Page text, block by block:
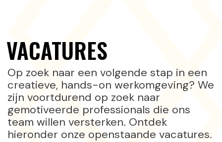
VACATURES
Op zoek naar een volgende stap in een
creatieve, hands-on werkomgeving? We
zijn voortdurend op zoek naar
gemotiveerde professionals die ons
team willen versterken. Ontdek
hieronder onze openstaande vacatures.